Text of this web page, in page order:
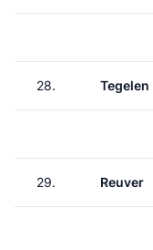
28. Tegelen
29. Reuver